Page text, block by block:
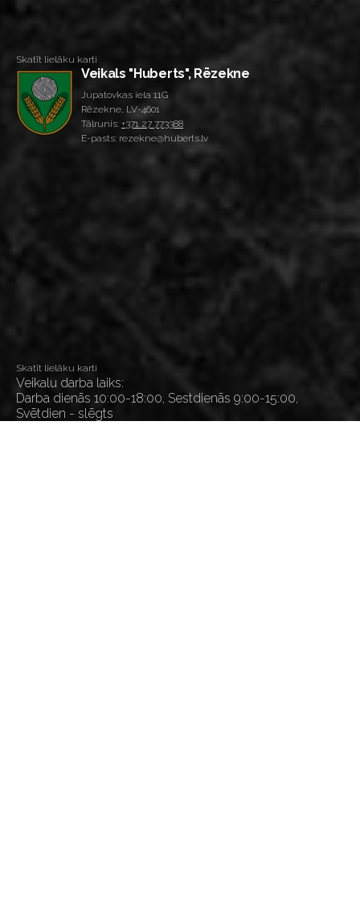
Skatīt lielāku karti
Veikals "Huberts", Rēzekne
Jupatovkas iela 11G
Rēzekne, LV-4601
Tālrunis: +371 27 773388
E-pasts: rezekne@huberts.lv
Skatīt lielāku karti
Veikalu darba laiks:
Darba dienās 10:00-18:00, Sestdienās 9:00-15:00,
Svētdien - slēgts